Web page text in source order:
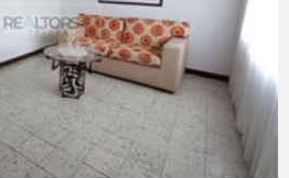
VIEW DETAILS